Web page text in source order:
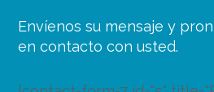
Envíenos su mensaje y
en contacto con usted.